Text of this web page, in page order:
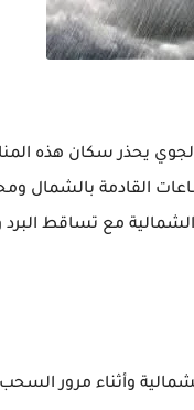
يحذر سكان هذه
القادمة بالشمال
الشمالية مع تساقط
وأثناء مرور